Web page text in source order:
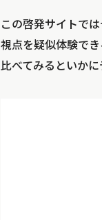
この啓発サイトで
視点を疑似体験で
比べてみるといか